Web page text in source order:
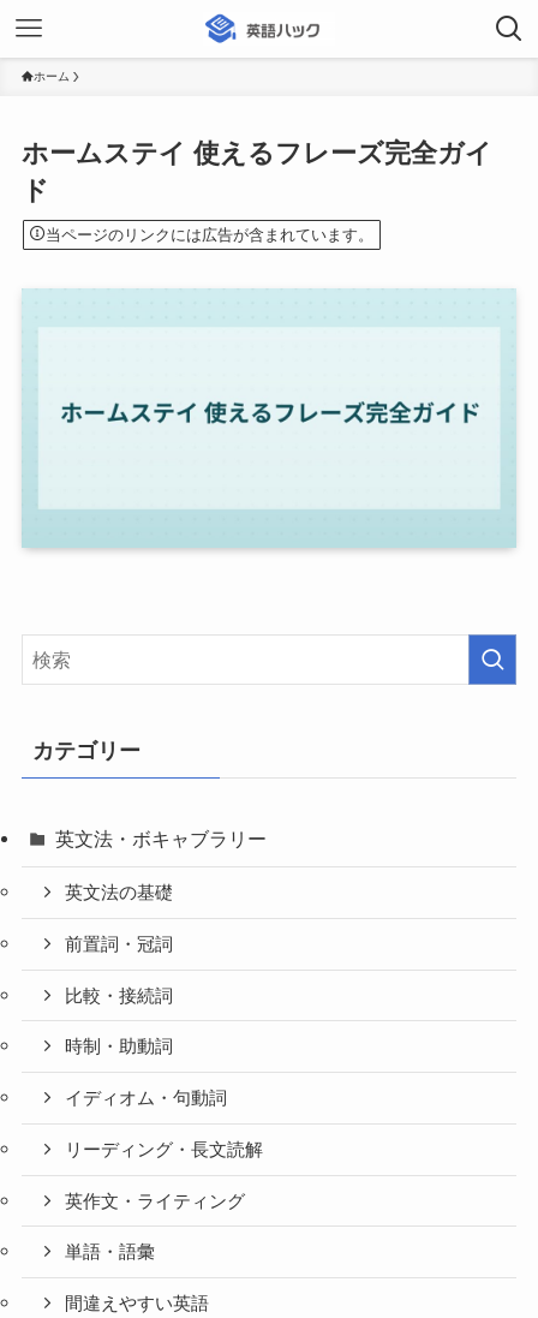
ホーム
ホームステイ 使えるフレーズ完全ガイ
ド
当ページのリンクには広告が含まれています。
カテゴリー
英文法・ボキャブラリー
英文法の基礎
前置詞・冠詞
比較・接続詞
時制・助動詞
イディオム・句動詞
リーディング・長文読解
英作文・ライティング
単語・語彙
間違えやすい英語